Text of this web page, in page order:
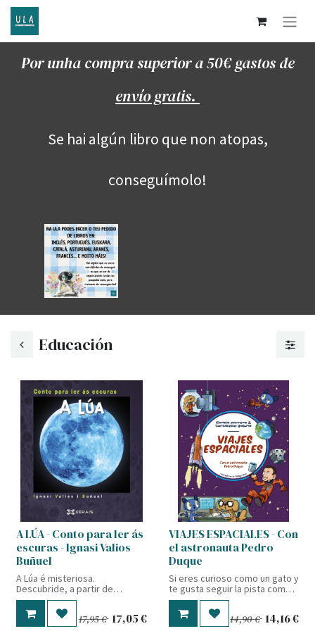
Por unha compra superior a 50€ gastos de
envío gratis.
Se hai algún libro que non atopas,
conseguímolo!
Educación
A LÚA - Conto para ler ás
escuras - Ignasi Valios
Buñuel
A Lúa é misteriosa.
Descubride, a partir de
elementos do imaxinario
popular, a fascinación que
esperta este astro cativador
17,95€ 17,05€
VIAJES ESPACIALES - Con
el astronauta Pedro
Duque
Si eres curioso como un gato y
te gusta seguir la pista como a
un buen sabueso, esta
colección es para ti. En cada
libro, Perro y Gato recurrirán a
14,90€ 14,16€